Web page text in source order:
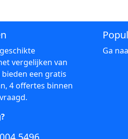
vergelijken van
een gratis
4 offertes binnen
Ga